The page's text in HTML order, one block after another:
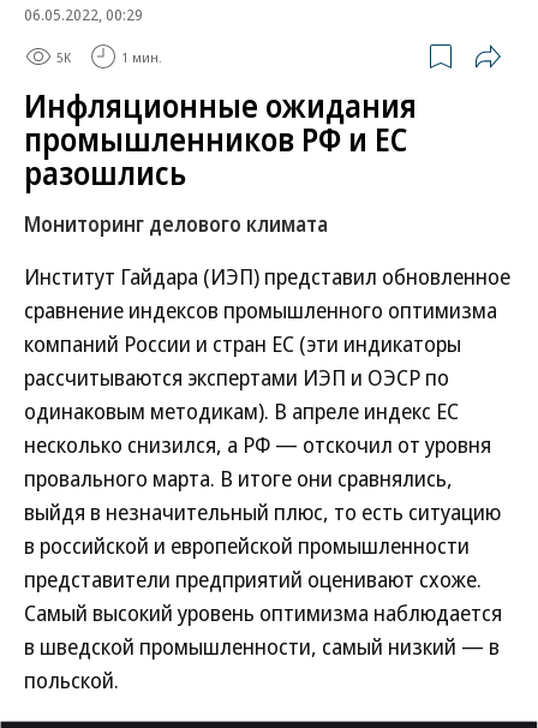
06.05.2022, 00:29
5K 1 мин.
Инфляционные ожидания
промышленников РФ и ЕС
разошлись
Мониторинг делового климата
Институт Гайдара (ИЭП) представил обновленное
сравнение индексов промышленного оптимизма
компаний России и стран ЕС (эти индикаторы
рассчитываются экспертами ИЭП и ОЭСР по
одинаковым методикам). В апреле индекс ЕС
несколько снизился, а РФ — отскочил от уровня
провального марта. В итоге они сравнялись,
выйдя в незначительный плюс, то есть ситуацию
в российской и европейской промышленности
представители предприятий оценивают схоже.
Самый высокий уровень оптимизма наблюдается
в шведской промышленности, самый низкий — в
польской.